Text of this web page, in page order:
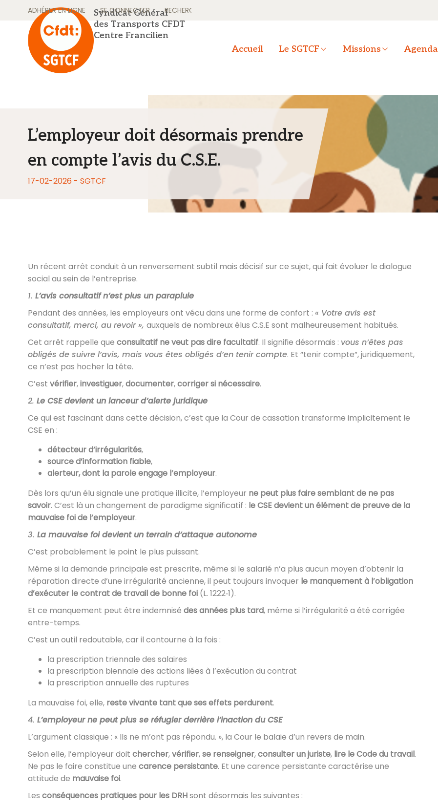
content
ADHÉRER EN LIGNE SE CONNECTER RECHERCHER
Syndicat Général
des Transports CFDT
Centre Francilien
Accueil
Le SGTCF Missions Agenda
L’employeur doit désormais prendre
en compte l’avis du C.S.E.
17-02-2026 - SGTCF
Un récent arrêt conduit à un renversement subtil mais décisif sur ce sujet, qui fait évoluer le dialogue
social au sein de l’entreprise.
1. L’avis consultatif n’est plus un parapluie
Pendant des années, les employeurs ont vécu dans une forme de confort : « Votre avis est
consultatif, merci, au revoir », auxquels de nombreux élus C.S.E sont malheureusement habitués.
Cet arrêt rappelle que consultatif ne veut pas dire facultatif. Il signifie désormais : vous n’êtes pas
obligés de suivre l’avis, mais vous êtes obligés d’en tenir compte. Et “tenir compte”, juridiquement,
ce n’est pas hocher la tête.
C’est vérifier,investiguer,documenter,corriger si nécessaire.
2. Le CSE devient un lanceur d’alerte juridique
Ce qui est fascinant dans cette décision, c’est que la Cour de cassation transforme implicitement le
CSE en :
détecteur d’irrégularités,
source d’information fiable,
alerteur, dont la parole engage l’employeur.
Dès lors qu’un élu signale une pratique illicite, l’employeur ne peut plus faire semblant de ne pas
savoir. C’est là un changement de paradigme significatif : le CSE devient un élément de preuve de la
mauvaise foi de l’employeur.
3. La mauvaise foi devient un terrain d’attaque autonome
C’est probablement le point le plus puissant.
Même si la demande principale est prescrite, même si le salarié n’a plus aucun moyen d’obtenir la
réparation directe d’une irrégularité ancienne, il peut toujours invoquer le manquement à l’obligation
d’exécuter le contrat de travail de bonne foi (L. 1222‑1).
Et ce manquement peut être indemnisé des années plus tard, même si l’irrégularité a été corrigée
entre-temps.
C’est un outil redoutable, car il contourne à la fois :
la prescription triennale des salaires
la prescription biennale des actions liées à l’exécution du contrat
la prescription annuelle des ruptures
La mauvaise foi, elle, reste vivante tant que ses effets perdurent.
4. L’employeur ne peut plus se réfugier derrière l’inaction du CSE
L’argument classique : « Ils ne m’ont pas répondu. », la Cour le balaie d’un revers de main.
Selon elle, l’employeur doit chercher,vérifier,se renseigner,consulter un juriste, lire le Code du travail.
Ne pas le faire constitue une carence persistante. Et une carence persistante caractérise une
attitude de mauvaise foi.
Les conséquences pratiques pour les DRHsont désormais les suivantes :